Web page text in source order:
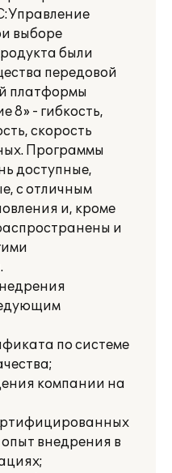
выборе
были
передовой
платформы
8» - гибкость,
скорость
Программы
доступные,
с отличным
и, кроме
и
по системе
компании на
внедрения в